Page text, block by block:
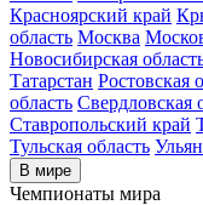
Красноярский край
область Москва
Новосибирская
Татарстан Ростовская
область Свердловская
Ставропольский край
Тульская область
В мире
Чемпионаты мира